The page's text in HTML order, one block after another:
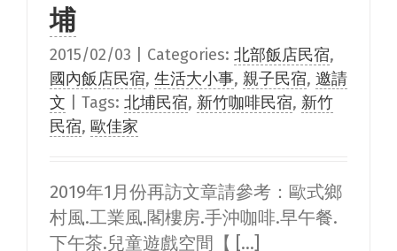
埔
2015/02/03 Categories: 北部飯店民宿,
國內飯店民宿, 生活大小事, 親子民宿, 邀請
文
Tags: 北埔民宿, 新竹咖啡民宿, 新竹
民宿, 歐佳家
2019年1月份再訪文章請參考：歐式鄉
村風.工業風.閣樓房.手沖咖啡.早午餐.
下午茶.兒童遊戲空間【 [...]